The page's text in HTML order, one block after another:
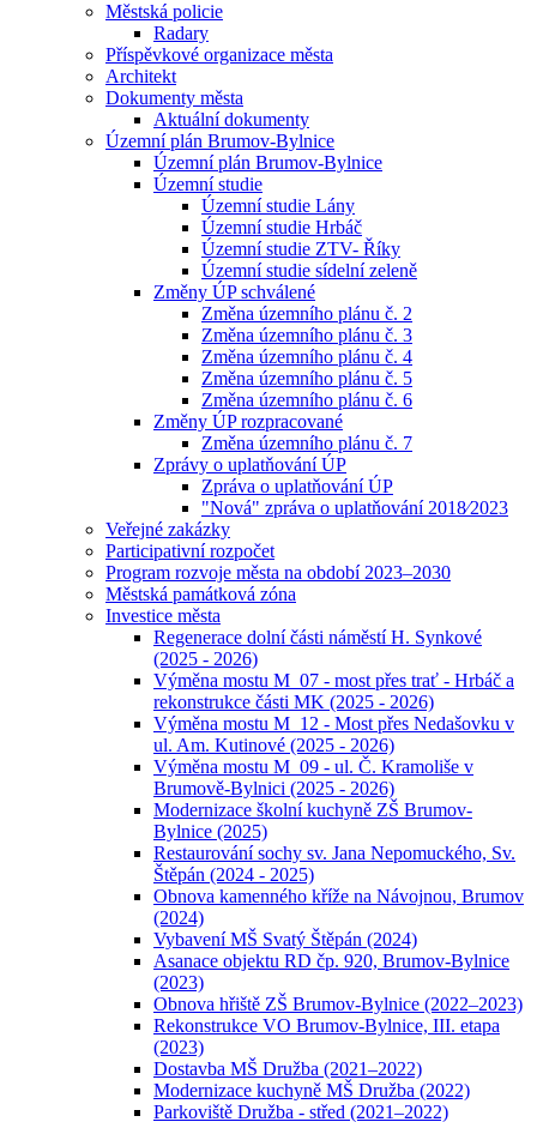
Městská policie
Radary
Příspěvkové organizace města
Architekt
Dokumenty města
Aktuální dokumenty
Územní plán Brumov-Bylnice
Územní plán Brumov-Bylnice
Územní studie
Územní studie Lány
Územní studie Hrbáč
Územní studie ZTV- Říky
Územní studie sídelní zeleně
Změny ÚP schválené
Změna územního plánu č. 2
Změna územního plánu č. 3
Změna územního plánu č. 4
Změna územního plánu č. 5
Změna územního plánu č. 6
Změny ÚP rozpracované
Změna územního plánu č. 7
Zprávy o uplatňování ÚP
Zpráva o uplatňování ÚP
"Nová" zpráva o uplatňování 2018⁄2023
Veřejné zakázky
Participativní rozpočet
Program rozvoje města na období 2023–2030
Městská památková zóna
Investice města
Regenerace dolní části náměstí H. Synkové
(2025 - 2026)
Výměna mostu M_07 - most přes trať - Hrbáč a
rekonstrukce části MK (2025 - 2026)
Výměna mostu M_12 - Most přes Nedašovku v
ul. Am. Kutinové (2025 - 2026)
Výměna mostu M_09 - ul. Č. Kramoliše v
Brumově-Bylnici (2025 - 2026)
Modernizace školní kuchyně ZŠ Brumov-
Bylnice (2025)
Restaurování sochy sv. Jana Nepomuckého, Sv.
Štěpán (2024 - 2025)
Obnova kamenného kříže na Návojnou, Brumov
(2024)
Vybavení MŠ Svatý Štěpán (2024)
Asanace objektu RD čp. 920, Brumov-Bylnice
(2023)
Obnova hřiště ZŠ Brumov-Bylnice (2022–2023)
Rekonstrukce VO Brumov-Bylnice, III. etapa
(2023)
Dostavba MŠ Družba (2021–2022)
Modernizace kuchyně MŠ Družba (2022)
Parkoviště Družba - střed (2021–2022)